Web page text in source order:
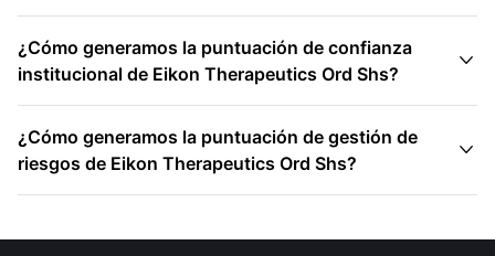
¿Cómo generamos la puntuación de confianza
institucional de Eikon Therapeutics Ord Shs?

¿Cómo generamos la puntuación de gestión de
riesgos de Eikon Therapeutics Ord Shs?
